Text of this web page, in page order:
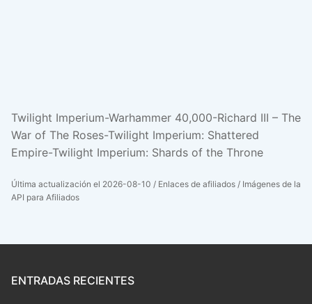
Twilight Imperium-Warhammer 40,000-Richard III – The
War of The Roses-Twilight Imperium: Shattered
Empire-Twilight Imperium: Shards of the Throne
Última actualización el 2026-08-10 / Enlaces de afiliados / Imágenes de la
API para Afiliados
ENTRADAS RECIENTES